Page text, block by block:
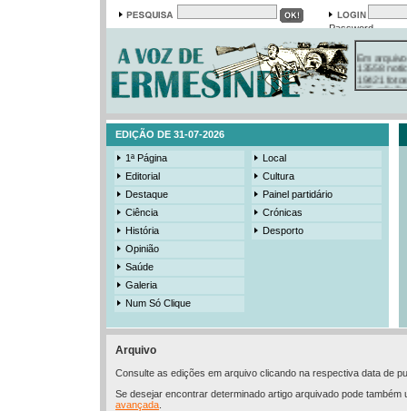
Password
13558
19421
385
3206
EDIÇÃO DE 31-07-2026
1ª Página
Editorial
Destaque
Ciência
História
Opinião
Saúde
Galeria
Num Só Clique
Local
Cultura
Painel partidário
Crónicas
Desporto
Arquivo
Consulte as edições em arquivo clicando na respectiva data de
Se desejar encontrar determinado artigo arquivado pode
avançada